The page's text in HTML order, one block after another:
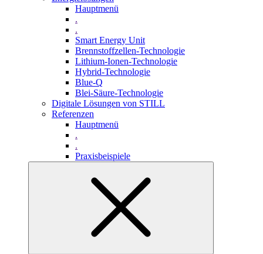
Hauptmenü
.
.
Smart Energy Unit
Brennstoffzellen-Technologie
Lithium-Ionen-Technologie
Hybrid-Technologie
Blue-Q
Blei-Säure-Technologie
Digitale Lösungen von STILL
Referenzen
Hauptmenü
.
.
Praxisbeispiele